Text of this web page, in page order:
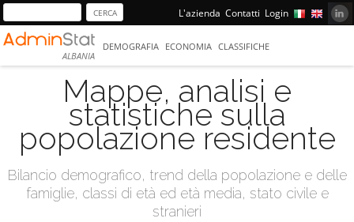
L'azienda Contatti Login
ALBANIA
DEMOGRAFIA ECONOMIA CLASSIFICHE
Mappe, analisi e
statistiche sulla
popolazione residente
Bilancio demografico, trend della popolazione e delle
famiglie, classi di età ed età media, stato civile e
stranieri